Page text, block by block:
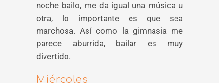
noche bailo, me da igual una música u
otra, lo importante es que sea
marchosa. Así como la gimnasia me
parece aburrida, bailar es muy
divertido.
Miércoles